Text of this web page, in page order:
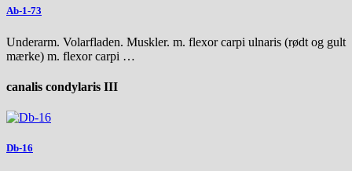
Ab-1-73
Underarm. Volarfladen. Muskler. m. flexor carpi ulnaris (rødt og gult
mærke) m. flexor carpi …
canalis condylaris III
Db-16